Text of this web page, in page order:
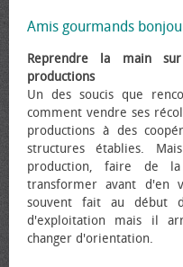
Amis gourmands
Reprendre la main
productions
Un des soucis que
comment vendre ses
productions à des
structures établies.
production, faire de
transformer avant d'en
souvent fait au début
d'exploitation mais il
changer d'orientation.